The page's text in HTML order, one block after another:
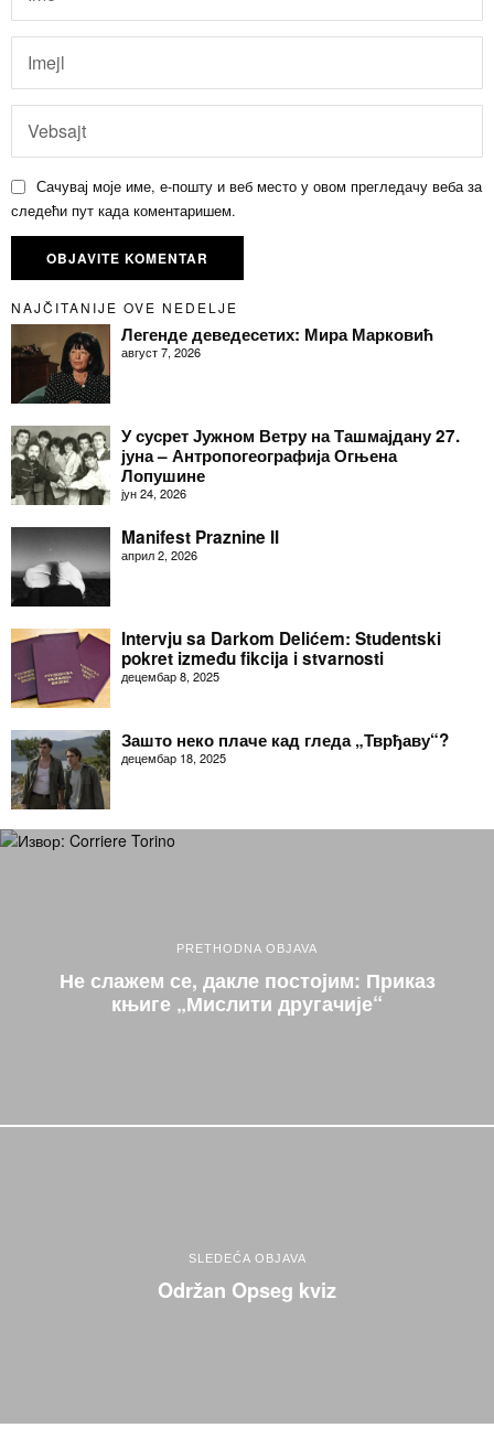
Сачувај моје име, е-пошту и веб место у овом прегледачу веба за
следећи пут када коментаришем.
NAJČITANIJE OVE NEDELJE
Легенде деведесетих: Мира Марковић
август 7, 2026
У сусрет Јужном Ветру на Ташмајдану 27.
јуна – Антропогеографија Огњена
Лопушине
јун 24, 2026
Manifest Praznine II
април 2, 2026
Intervju sa Darkom Delićem: Studentski
pokret između fikcija i stvarnosti
децембар 8, 2025
Зашто неко плаче кад гледа „Тврђаву“?
децембар 18, 2025
PRETHODNA OBJAVA
Не слажем се, дакле постојим: Приказ
књиге „Мислити другачије“
SLEDEĆA OBJAVA
Održan Opseg kviz